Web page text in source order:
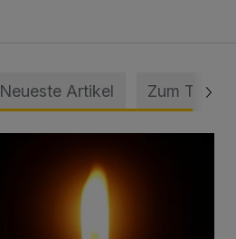
Neueste Artikel Zum Thema